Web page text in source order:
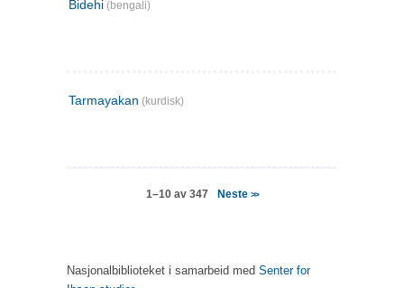
Bidehi (bengali)
Tarmayakan (kurdisk)
1–10 av 347 Neste >>
Nasjonalbiblioteket i samarbeid med Senter for